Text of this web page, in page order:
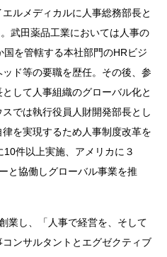
ルメディカルに人事総務部長と
武田薬品工業においては人事の
を管轄する本社部門のHRビジ
ド等の要職を歴任。その後、参
して人事組織のグローバル化と
では執行役員人財開発部長とし
を実現するため人事制度改革を
件以上実施、アメリカに３
と協働しグローバル事業を推
業し、「人事で経営を、そして
ンサルタントとエグゼクティブ